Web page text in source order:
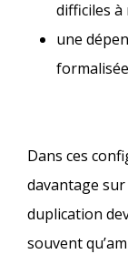
difficiles à
une
Dans ces
davantage
duplication
souvent